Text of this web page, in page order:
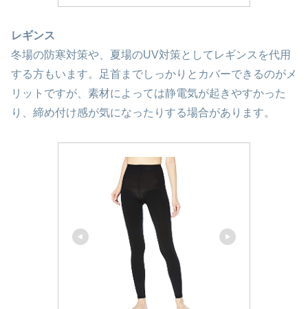
レギンス
冬場の防寒対策や、夏場のUV対策としてレギンスを代用
する方もいます。足首までしっかりとカバーできるのがメ
リットですが、素材によっては静電気が起きやすかった
り、締め付け感が気になったりする場合があります。